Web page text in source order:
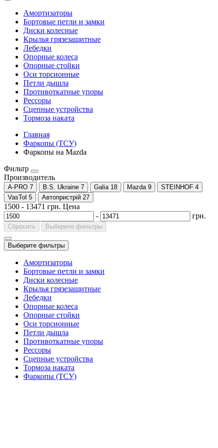
Амортизаторы
Бортовые петли и замки
Диски колесные
Крылья грязезащитные
Лебедки
Опорные колеса
Опорные стойки
Оси торсионные
Петли дышла
Противоткатные упоры
Рессоры
Сцепные устройства
Тормоза наката
Главная
Фаркопы (ТСУ)
Фаркопы на Mazda
Фильтр
Производитель
A-PRO 7 B.S. Ukraine 7 Galia 18 Mazda 9 STEINHOF 4
VasTol 5 Автопристрій 27
1500 - 13471 грн. Цена
-
грн.
Сбросить Выберите фильтры
Выберите фильтры
Амортизаторы
Бортовые петли и замки
Диски колесные
Крылья грязезащитные
Лебедки
Опорные колеса
Опорные стойки
Оси торсионные
Петли дышла
Противоткатные упоры
Рессоры
Сцепные устройства
Тормоза наката
Фаркопы (ТСУ)